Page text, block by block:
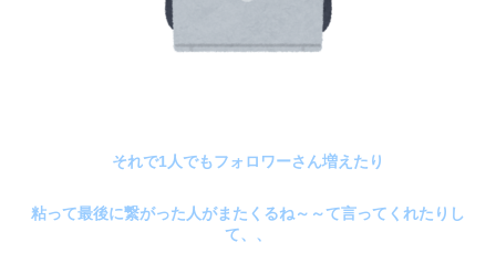
それで1人でもフォロワーさん増えたり
粘って最後に繋がった人がまたくるね～～て言ってくれたりし
て、、